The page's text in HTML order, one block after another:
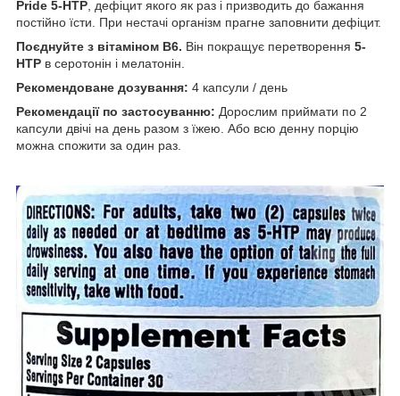
Pride 5-HTP , дефіцит якого як раз і призводить до бажання
постійно їсти. При нестачі організм прагне заповнити дефіцит.
Поєднуйте з вітаміном B6. Він покращує перетворення 5-
HTP в серотонін і мелатонін.
Рекомендоване дозування: 4 капсули / день
Рекомендації по застосуванню: Дорослим приймати по 2
капсули двічі на день разом з їжею. Або всю денну порцію
можна спожити за один раз.